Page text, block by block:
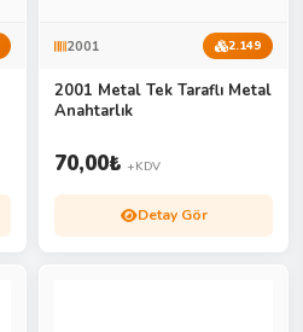
2001 2.149
2001 Metal Tek Taraflı Metal
Anahtarlık
70,00₺ +KDV
Detay Gör